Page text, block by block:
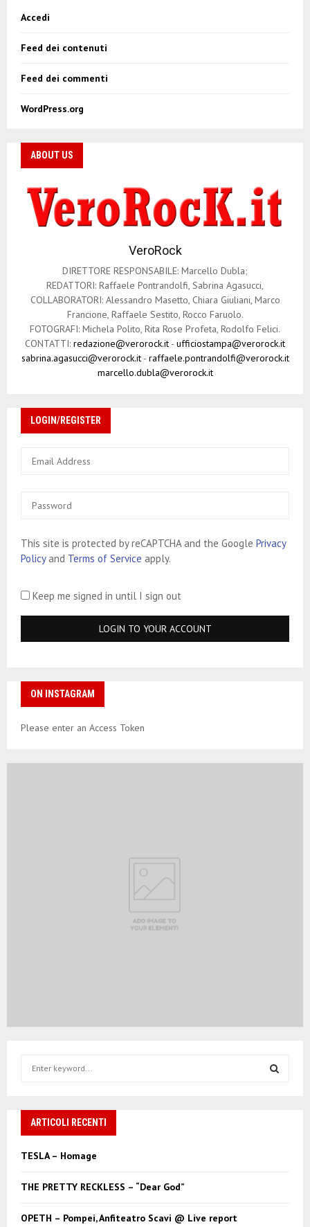
Accedi
Feed dei contenuti
Feed dei commenti
WordPress.org
ABOUT US
VeroRock
DIRETTORE RESPONSABILE: Marcello Dubla;
REDATTORI: Raffaele Pontrandolfi, Sabrina Agasucci,
COLLABORATORI: Alessandro Masetto, Chiara Giuliani, Marco
Francione, Raffaele Sestito, Rocco Faruolo.
FOTOGRAFI: Michela Polito, Rita Rose Profeta, Rodolfo Felici.
CONTATTI: redazione@verorock.it - ufficiostampa@verorock.it
sabrina.agasucci@verorock.it- raffaele.pontrandolfi@verorock.it
marcello.dubla@verorock.it
LOGIN/REGISTER
This site is protected by reCAPTCHA and the Google Privacy
Policyand Terms of Service apply.
Keep me signed in until I sign out
ON INSTAGRAM
Please enter an Access Token
h
o
ARTICOLI RECENTI
TESLA – Homage
THE PRETTY RECKLESS – “Dear God”
OPETH – Pompei, Anfiteatro Scavi @ Live report